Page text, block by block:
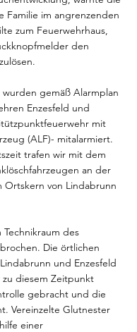
Familie im angrenzenden
zum Feuerwehrhaus,
den
gemäß Alarmplan
Enzesfeld und
mit
(ALF)- mitalarmiert.
trafen wir mit dem
an der
Ortskern von Lindabrunn
des
Die örtlichen
und Enzesfeld
diesem Zeitpunkt
gebracht und die
Vereinzelte Glutnester
einer